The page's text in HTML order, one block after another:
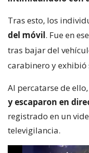
Tras esto, los
del móvil. Fue en
tras bajar del
carabinero y exhibió
Al percatarse de ello,
y escaparon en
registrado en un
televigilancia.